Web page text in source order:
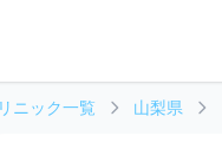
ニック一覧 山梨県